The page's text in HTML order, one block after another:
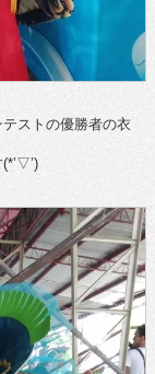
ストの優勝者の衣